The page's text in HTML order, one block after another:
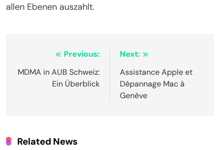
allen Ebenen auszahlt.
navigation
Previous:
MDMA in AUB Schweiz:
Ein Überblick
Next:
Assistance Apple et
Dépannage Mac à
Genève
Related News